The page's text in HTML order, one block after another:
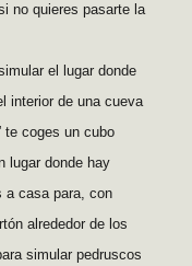
no quieres pasarte la
el lugar donde
interior de una cueva
te coges un cubo
lugar donde hay
a casa para, con
alrededor de los
simular pedruscos